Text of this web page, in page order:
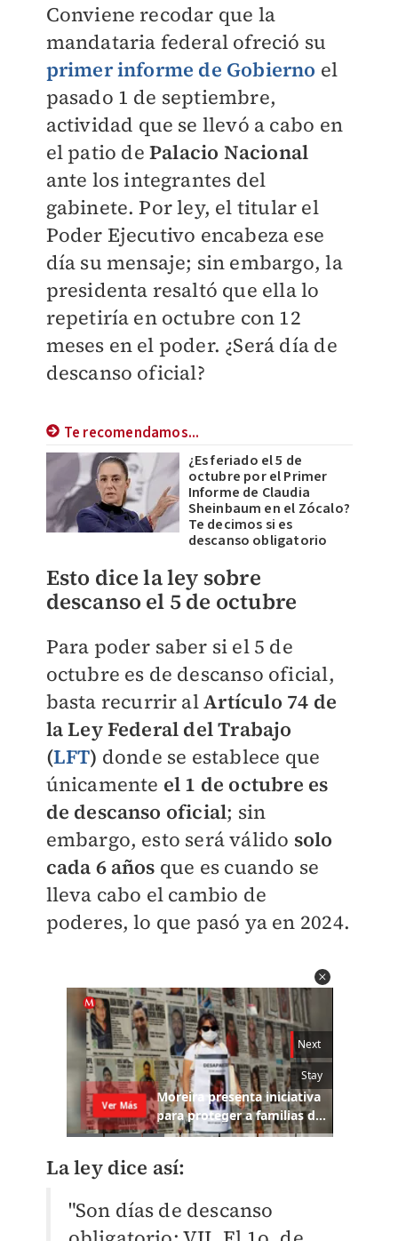
Conviene recodar que la
mandataria federal ofreció su
primer informe de Gobierno el
pasado 1 de septiembre,
actividad que se llevó a cabo en
el patio de Palacio Nacional
ante los integrantes del
gabinete. Por ley, el titular el
Poder Ejecutivo encabeza ese
día su mensaje; sin embargo, la
presidenta resaltó que ella lo
repetiría en octubre con 12
meses en el poder. ¿Será día de
descanso oficial?
Te recomendamos...
¿Es feriado el 5 de
octubre por el Primer
Informe de Claudia
Sheinbaum en el Zócalo?
Te decimos si es
descanso obligatorio
Esto dice la ley sobre
descanso el 5 de octubre
Para poder saber si el 5 de
octubre es de descanso oficial,
basta recurrir alArtículo 74 de
la Ley Federal del Trabajo
(LFT) donde se establece que
únicamente el 1 de octubre es
de descanso oficial; sin
embargo, esto será válido solo
cada 6 años que es cuando se
lleva cabo el cambio de
poderes, lo que pasó ya en 2024.
La ley dice así:
"Son días de descanso